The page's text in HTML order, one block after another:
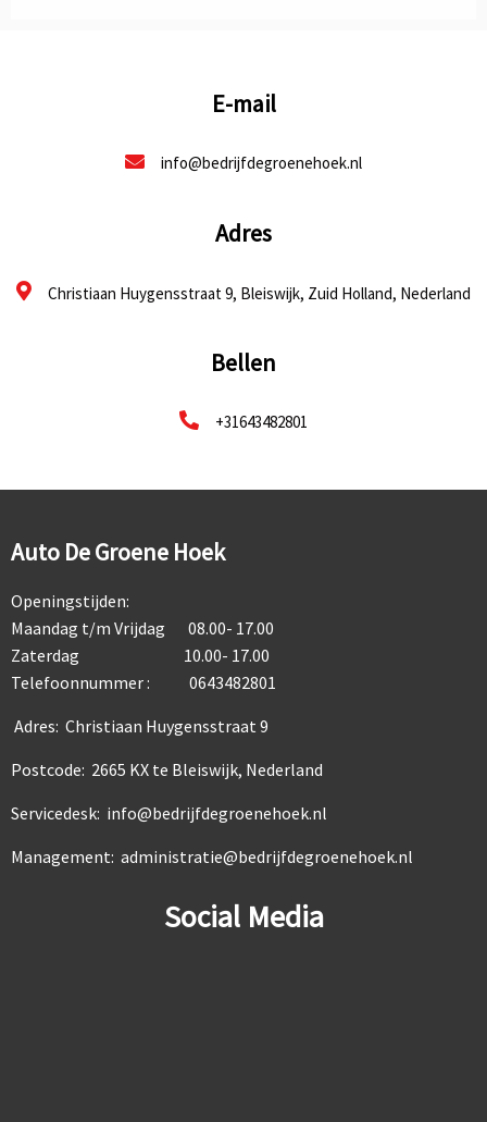
E-mail
info@bedrijfdegroenehoek.nl
Adres
Christiaan Huygensstraat 9, Bleiswijk, Zuid Holland, Nederland
Bellen
+31643482801
Auto De Groene Hoek
Openingstijden:
Maandag t/m Vrijdag 08.00- 17.00
Zaterdag 10.00- 17.00
Telefoonnummer : 0643482801
Adres: Christiaan Huygensstraat 9
Postcode: 2665 KX te Bleiswijk, Nederland
Servicedesk: info@bedrijfdegroenehoek.nl
Management: administratie@bedrijfdegroenehoek.nl
Social Media